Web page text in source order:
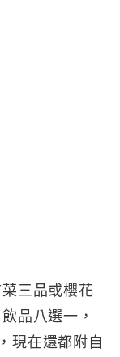
三品或櫻花
品八選一，
現在還都附自